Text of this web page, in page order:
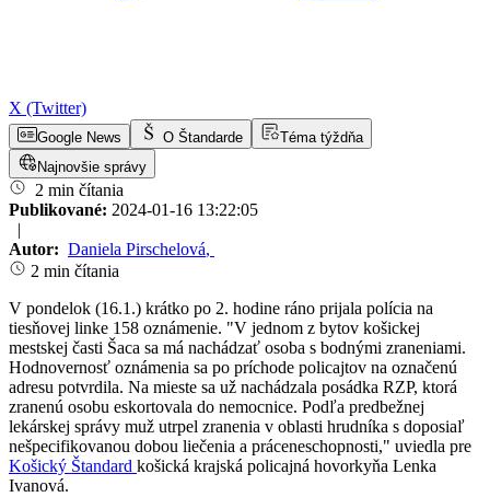
X (Twitter)
Google News O Štandarde
Téma týždňa
Najnovšie správy
2 min čítania
Publikované: 2024-01-16 13:22:05
|
Autor: Daniela Pirschelová,
2 min čítania
V pondelok (16.1.) krátko po 2. hodine ráno prijala polícia na
tiesňovej linke 158 oznámenie. "V jednom z bytov košickej
mestskej časti Šaca sa má nachádzať osoba s bodnými zraneniami.
Hodnovernosť oznámenia sa po príchode policajtov na označenú
adresu potvrdila. Na mieste sa už nachádzala posádka RZP, ktorá
zranenú osobu eskortovala do nemocnice. Podľa predbežnej
lekárskej správy muž utrpel zranenia v oblasti hrudníka s doposiaľ
nešpecifikovanou dobou liečenia a práceneschopnosti," uviedla pre
Košický Štandard košická krajská policajná hovorkyňa Lenka
Ivanová.